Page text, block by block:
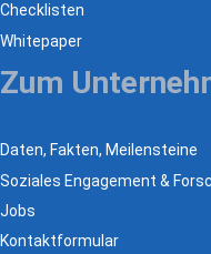
Checklisten
Whitepaper
Zum
Daten, Fakten, Meilensteine
Soziales Engagement &
Jobs
Kontaktformular